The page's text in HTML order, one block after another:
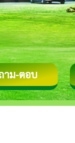
าม-ตอบ